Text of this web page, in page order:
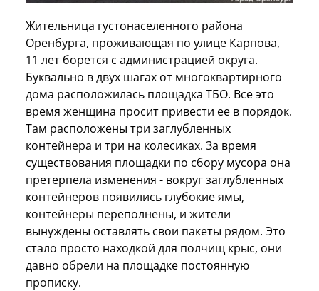
Жительница густонаселенного района
Оренбурга, проживающая по улице Карпова,
11 лет борется с администрацией округа.
Буквально в двух шагах от многоквартирного
дома расположилась площадка ТБО. Все это
время женщина просит привести ее в порядок.
Там расположены три заглубленных
контейнера и три на колесиках. За время
существования площадки по сбору мусора она
претерпела изменения - вокруг заглубленных
контейнеров появились глубокие ямы,
контейнеры переполнены, и жители
вынуждены оставлять свои пакеты рядом. Это
стало просто находкой для полчищ крыс, они
давно обрели на площадке постоянную
прописку.